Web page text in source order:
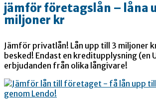
jämför företagslån – låna
miljoner kr
Jämför privatlån! Lån upp till 3 miljoner
besked! Endast en kreditupplysning (en
erbjudanden från olika långivare!